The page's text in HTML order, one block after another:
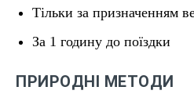
Тільки за призначенням
За 1 годину до поїздки
ПРИРОДНІ МЕТОДИ